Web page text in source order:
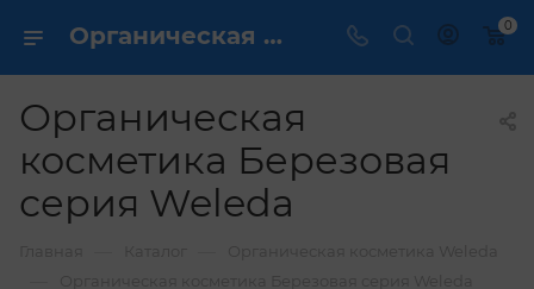
Органическая косметика Березовая серия Weleda 🍀 купить в интернет магазине ✔️ 0
Органическая
косметика Березовая
серия Weleda